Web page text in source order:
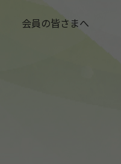
会員の皆さまへ